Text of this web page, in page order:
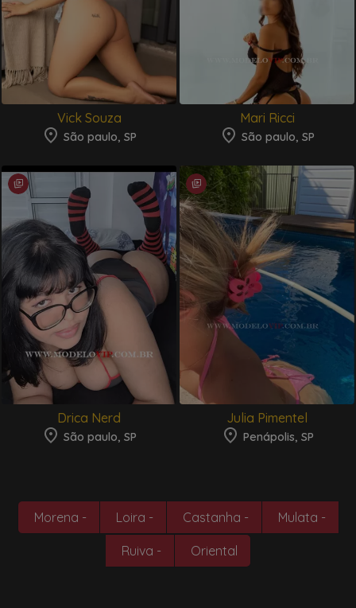
Vick Souza
São paulo, SP
Mari Ricci
São paulo, SP
Drica Nerd
São paulo, SP
Julia Pimentel
Penápolis, SP
Morena - Loira - Castanha - Mulata -
Ruiva - Oriental